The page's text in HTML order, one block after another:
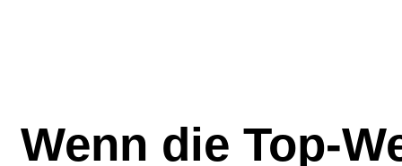
Wenn die Top-